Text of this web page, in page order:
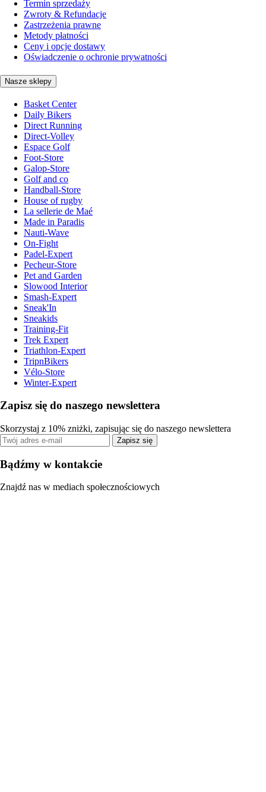
Termin sprzedaży
Zwroty & Refundacje
Zastrzeżenia prawne
Metody płatności
Ceny i opcje dostawy
Oświadczenie o ochronie prywatności
Nasze sklepy
Basket Center
Daily Bikers
Direct Running
Direct-Volley
Espace Golf
Foot-Store
Galop-Store
Golf and co
Handball-Store
House of rugby
La sellerie de Maé
Made in Paradis
Nauti-Wave
On-Fight
Padel-Expert
Pecheur-Store
Pet and Garden
Slowood Interior
Smash-Expert
Sneak'In
Sneakids
Training-Fit
Trek Expert
Triathlon-Expert
TripnBikers
Vélo-Store
Winter-Expert
Zapisz się do naszego newslettera
Skorzystaj z 10% zniżki, zapisując się do naszego newslettera
Zapisz się
Bądźmy w kontakcie
Znajdź nas w mediach społecznościowych